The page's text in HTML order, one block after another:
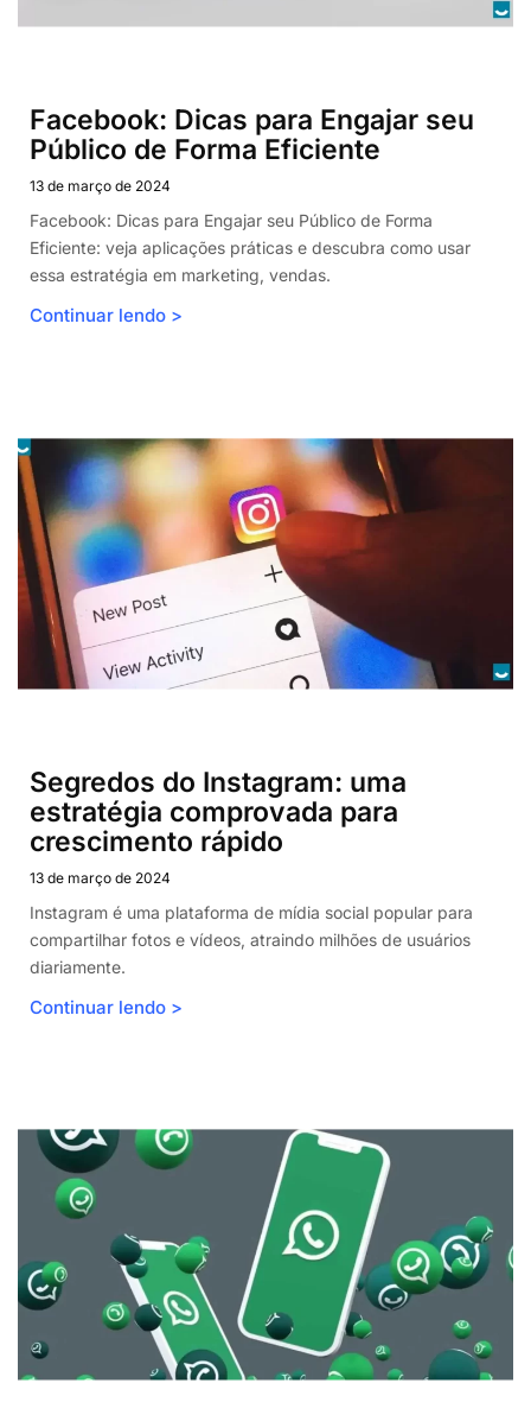
Gerenciar o consentimento
Para fornecer as melhores experiências, usamos tecnologias como
cookies para armazenar e/ou acessar informações do dispositivo. O
como comportamento de navegação ou IDs exclusivos neste site. Não
Negar
Ver preferências
Política de CookiesPagina Politicas
Facebook: Dicas para Engajar seu
Público de Forma Eficiente
13 de março de 2024
Facebook: Dicas para Engajar seu Público de Forma
Eficiente: veja aplicações práticas e descubra como usar
essa estratégia em marketing, vendas.
Continuar lendo >
Segredos do Instagram: uma
estratégia comprovada para
crescimento rápido
13 de março de 2024
Instagram é uma plataforma de mídia social popular para
compartilhar fotos e vídeos, atraindo milhões de usuários
diariamente.
Continuar lendo >